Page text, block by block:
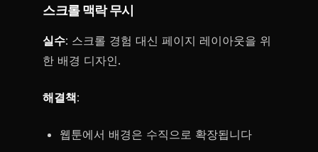
스크롤 맥락 무시
실수: 스크롤 경험 대신 페이지 레이아웃을 위
한 배경 디자인.
해결책:
웹툰에서 배경은 수직으로 확장됩니다